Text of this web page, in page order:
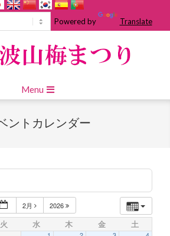
Powered by Translate
Menu
ントカレンダー
2月 2026
火 水 木 金 土